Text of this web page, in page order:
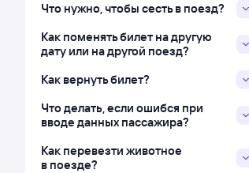
Что нужно, чтобы сесть в поезд?
Как поменять билет на другую
дату или на другой поезд?
Как вернуть билет?
Что делать, если ошибся при
вводе данных пассажира?
Как перевезти животное
в поезде?